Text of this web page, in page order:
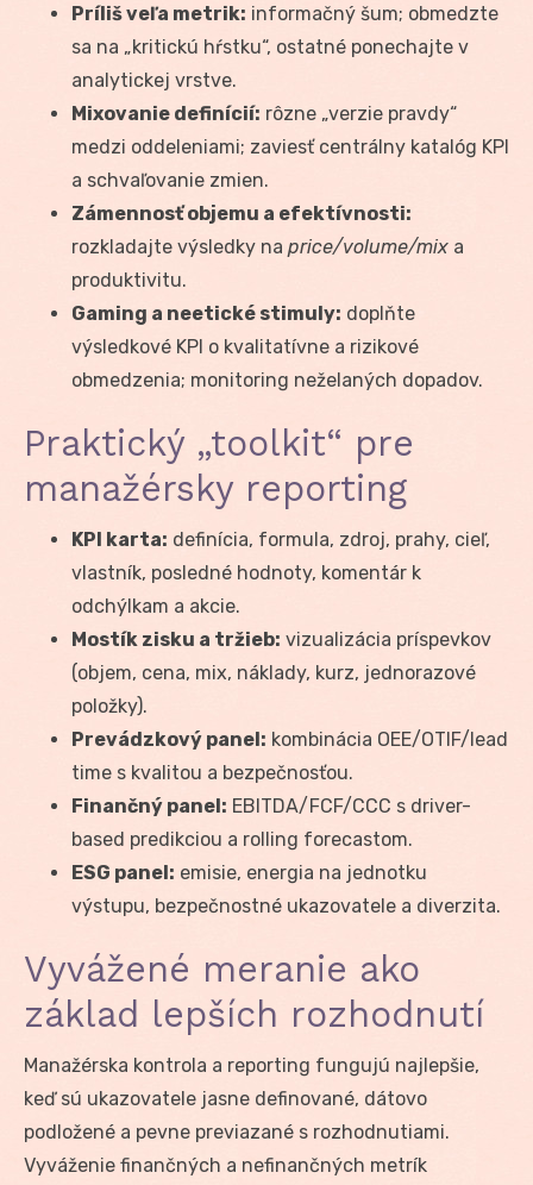
Príliš veľa metrik: informačný šum; obmedzte
sa na „kritickú hŕstku“, ostatné ponechajte v
analytickej vrstve.
Mixovanie definícií: rôzne „verzie pravdy“
medzi oddeleniami; zaviesť centrálny katalóg KPI
a schvaľovanie zmien.
Zámennosť objemu a efektívnosti:
rozkladajte výsledky na price/volume/mix a
produktivitu.
Gaming a neetické stimuly: doplňte
výsledkové KPI o kvalitatívne a rizikové
obmedzenia; monitoring neželaných dopadov.
Praktický „toolkit“ pre
manažérsky reporting
KPI karta: definícia, formula, zdroj, prahy, cieľ,
vlastník, posledné hodnoty, komentár k
odchýlkam a akcie.
Mostík zisku a tržieb: vizualizácia príspevkov
(objem, cena, mix, náklady, kurz, jednorazové
položky).
Prevádzkový panel: kombinácia OEE/OTIF/lead
time s kvalitou a bezpečnosťou.
Finančný panel: EBITDA/FCF/CCC s driver-
based predikciou a rolling forecastom.
ESG panel: emisie, energia na jednotku
výstupu, bezpečnostné ukazovatele a diverzita.
Vyvážené meranie ako
základ lepších rozhodnutí
Manažérska kontrola a reporting fungujú najlepšie,
keď sú ukazovatele jasne definované, dátovo
podložené a pevne previazané s rozhodnutiami.
Vyváženie finančných a nefinančných metrík